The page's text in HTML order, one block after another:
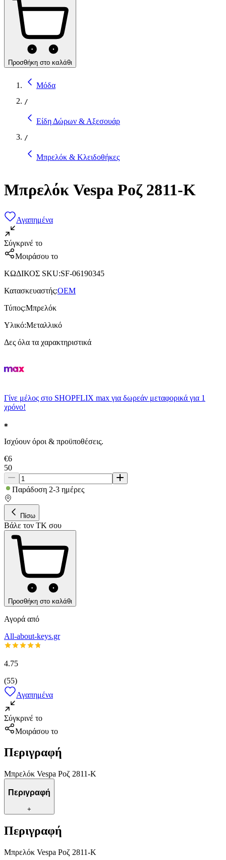
Προσθήκη στο καλάθι
Μόδα
/
Είδη Δώρων & Αξεσουάρ
/
Μπρελόκ & Κλειδοθήκες
Μπρελόκ Vespa Ροζ 2811-K
Αγαπημένα
Σύγκρινέ το
Μοιράσου το
ΚΩΔΙΚΟΣ SKU:SF-06190345
Κατασκευαστής:OEM
Τύπος:Μπρελόκ
Υλικό:Μεταλλικό
Δες όλα τα χαρακτηριστικά
Γίνε μέλος στο SHOPFLIX max για δωρεάν μεταφορικά για 1
χρόνο!
Ισχύουν όροι & προϋποθέσεις.
€6
50
Παράδοση 2-3 ημέρες
Πίσω
Βάλε τον ΤΚ σου
Προσθήκη στο καλάθι
Αγορά από
All-about-keys.gr
4.75
(55)
Αγαπημένα
Σύγκρινέ το
Μοιράσου το
Περιγραφή
Μπρελόκ Vespa Ροζ 2811-K
Περιγραφή
+
Περιγραφή
Μπρελόκ Vespa Ροζ 2811-K